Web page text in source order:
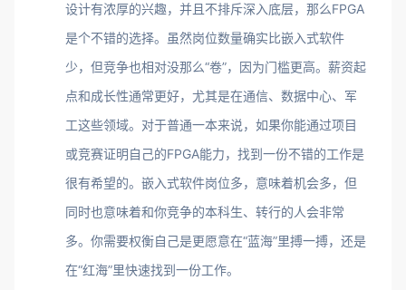
设计有浓厚的兴趣，并且不排斥深入底层，那么FPGA
是个不错的选择。虽然岗位数量确实比嵌入式软件
少，但竞争也相对没那么“卷”，因为门槛更高。薪资起
点和成长性通常更好，尤其是在通信、数据中心、军
工这些领域。对于普通一本来说，如果你能通过项目
或竞赛证明自己的FPGA能力，找到一份不错的工作是
很有希望的。嵌入式软件岗位多，意味着机会多，但
同时也意味着和你竞争的本科生、转行的人会非常
多。你需要权衡自己是更愿意在“蓝海”里搏一搏，还是
在“红海”里快速找到一份工作。